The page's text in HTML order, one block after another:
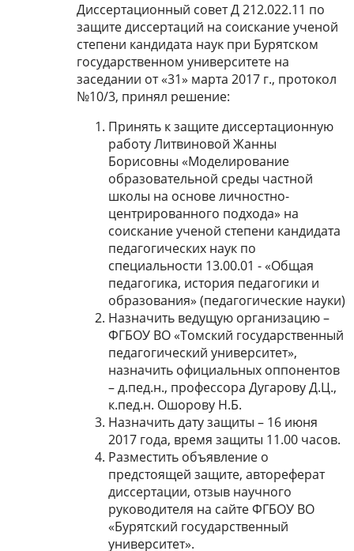
Диссертационный совет Д 212.022.11 по
защите диссертаций на соискание ученой
степени кандидата наук при Бурятском
государственном университете на
заседании от «31» марта 2017 г., протокол
№10/3, принял решение:
Принять к защите диссертационную
работу Литвиновой Жанны
Борисовны «Моделирование
образовательной среды частной
школы на основе личностно-
центрированного подхода» на
соискание ученой степени кандидата
педагогических наук по
специальности 13.00.01 - «Общая
педагогика, история педагогики и
образования» (педагогические науки)
Назначить ведущую организацию –
ФГБОУ ВО «Томский государственный
педагогический университет»,
назначить официальных оппонентов
– д.пед.н., профессора Дугарову Д.Ц.,
к.пед.н. Ошорову Н.Б.
Назначить дату защиты – 16 июня
2017 года, время защиты 11.00 часов.
Разместить объявление о
предстоящей защите, автореферат
диссертации, отзыв научного
руководителя на сайте ФГБОУ ВО
«Бурятский государственный
университет».